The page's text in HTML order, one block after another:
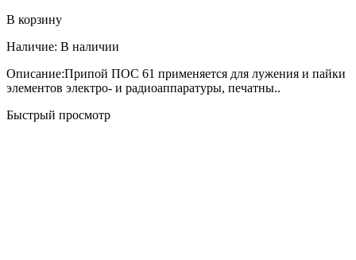
В корзину
Наличие: В наличии
Описание:Припой ПОС 61 применяется для лужения и пайки
элементов электро- и радиоаппаратуры, печатны..
Быстрый просмотр